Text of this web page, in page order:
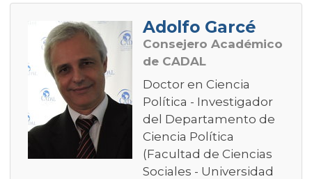
Adolfo Garcé
Consejero Académico
de CADAL
Doctor en Ciencia
Política - Investigador
del Departamento de
Ciencia Política
(Facultad de Ciencias
Sociales - Universidad